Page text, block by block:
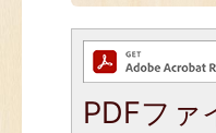
PDFファ